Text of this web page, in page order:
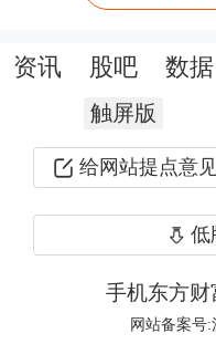
图为商品猪出
前期补栏仔猪
资讯 股吧 数据
触屏版
给网站提点意
低
手机东方财
网站备案号: